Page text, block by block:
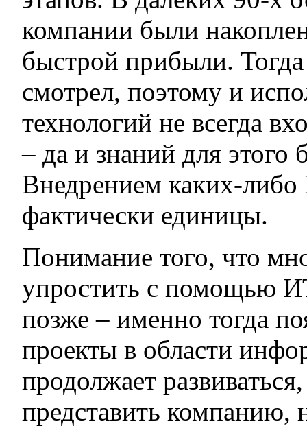
компании были
быстрой прибыли.
смотрел, поэтому и
технологий не всегда
– да и знаний для этого
Внедрением каких-
фактически единицы.
Понимание того, что
упростить с помощью
позже – именно тогда
проекты в области
продолжает
представить